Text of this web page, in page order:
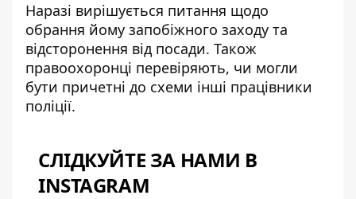
Наразі вирішується питання щодо
обрання йому запобіжного заходу та
відсторонення від посади. Також
правоохоронці перевіряють, чи могли
бути причетні до схеми інші працівники
поліції.
СЛІДКУЙТЕ ЗА НАМИ В
INSTAGRAM